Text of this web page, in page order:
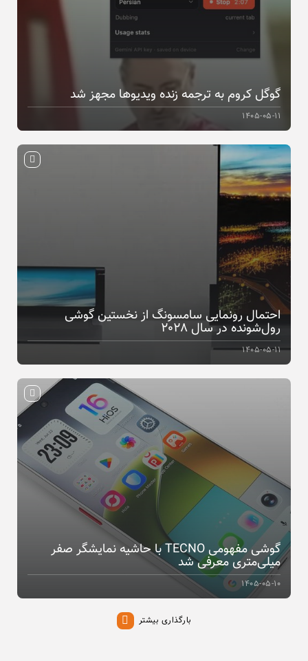
گوگل کروم به ترجمه زنده ویدیوها مجهز شد
۱۴۰۵-۰۵-۱۱
احتمال رونمایی سامسونگ از نخستین گوشی
رول‌شونده در سال ۲۰۲۸
۱۴۰۵-۰۵-۱۱
گوشی مفهومی TECNO با حاشیه نمایشگر صفر
میلی‌متری معرفی شد
۱۴۰۵-۰۵-۱۰
بارگذاری بیشتر